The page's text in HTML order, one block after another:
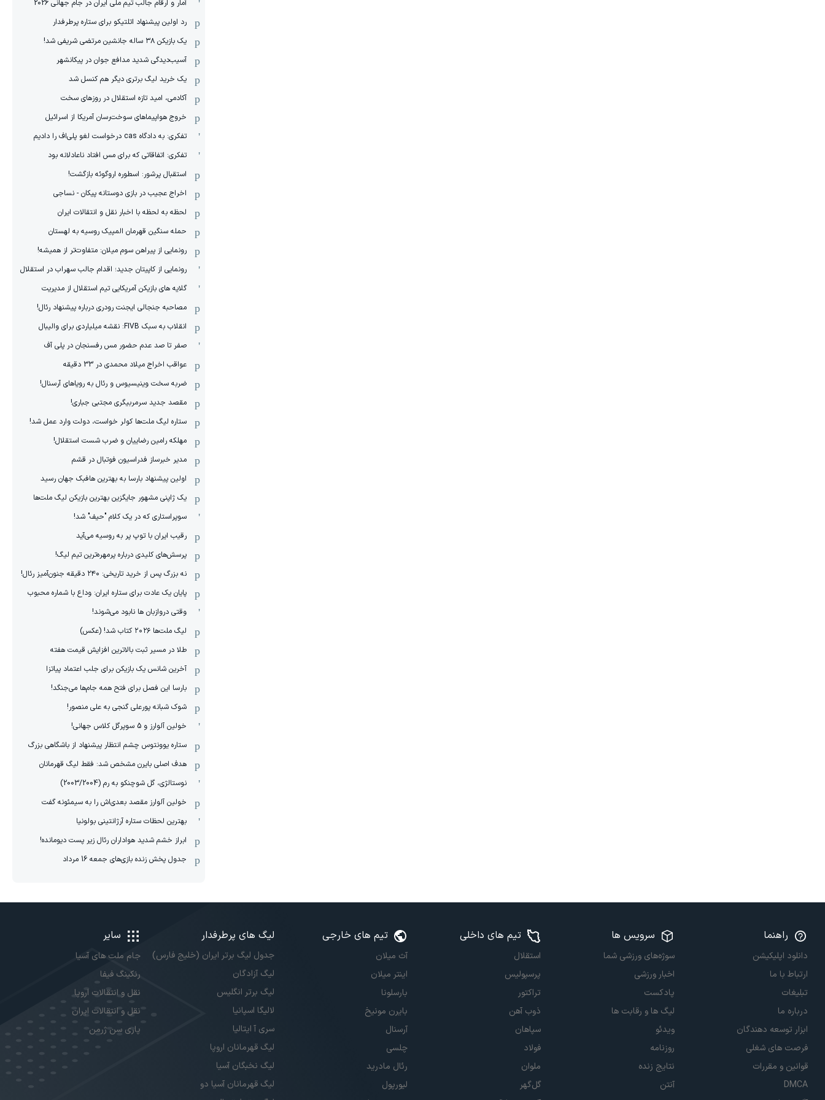
آمار و ارقام جالب تیم ملی ایران در جام جهانی 2026
رد اولین پیشنهاد اتلتیکو برای ستاره پرطرفدار
یک بازیکن ۳۸ ساله جانشین مرتضی شریفی شد!
آسیب‌دیدگی شدید مدافع جوان در پیکانشهر
یک خرید لیگ برتری دیگر هم کنسل شد
آکادمی، امید تازه استقلال در روزهای سخت
خروج هواپیماهای سوخت‌رسان آمریکا از اسرائیل
تفکری: به دادگاه cas درخواست لغو پلی‌اف را دادیم
تفکری: اتفاقاتی که برای مس افتاد ناعادلانه بود
استقبال پرشور: اسطوره اروگوئه بازگشت!
اخراج عجیب در بازی دوستانه پیکان - نساجی
لحظه به لحظه با اخبار نقل و انتقالات ایران
حمله سنگین قهرمان المپیک روسیه به لهستان
رونمایی از پیراهن سوم میلان: متفاوت‌تر از همیشه!
رونمایی از کاپیتان جدید؛ اقدام جالب سهراب در استقلال
گلایه های بازیکن آمریکایی تیم استقلال از مدیریت
مصاحبه جنجالی ایجنت رودری درباره پیشنهاد رئال!
انقلاب به سبک FIVB: نقشه میلیاردی برای والیبال
صفر تا صد عدم حضور مس رفسنجان در پلی آف
عواقب اخراج میلاد محمدی در 33 دقیقه
ضربه سخت وینیسیوس و رئال به رویاهای آرسنال!
مقصد جدید سرمربیگری مجتبی جباری!
ستاره لیگ ملت‌ها کولر خواست، دولت وارد عمل شد!
مهلکه رامین رضاییان و ضرب شست استقلال!
مدیر خبرساز فدراسیون فوتبال در قشم
اولین پیشنهاد بارسا به بهترین هافبک جهان رسید
یک ژاپنی مشهور جایگزین بهترین بازیکن لیگ ملت‌ها
سوپراستاری که در یک کلام "حیف" شد!
رقیب ایران با توپ پر به روسیه می‌آید
پرسش‌های کلیدی درباره پرمهره‌ترین تیم لیگ!
نه بزرگ پس از خرید تاریخی: ۲۴۰ دقیقه جنون‌آمیز رئال!
پایان یک عادت برای ستاره ایران: وداع با شماره محبوب
وقتی دروازبان ها نابود می‌شوند!
لیگ ملت‌ها ٢٠٢۶ کتاب شد! (عکس)
طلا در مسیر ثبت بالاترین افزایش قیمت هفته
آخرین شانس یک بازیکن برای جلب اعتماد پیاتزا
بارسا این فصل برای فتح همه جام‌ها می‌جنگد!
شوک شبانه پورعلی گنجی به علی منصور!
خولین آلوارز و 5 سوپرگل کلاس جهانی!
ستاره یوونتوس چشم انتظار پیشنهاد از باشگاهی بزرگ
هدف اصلی بایرن مشخص شد: فقط لیگ قهرمانان
نوستالژی، گل شوچنکو به رم (2003/2004)
خولین آلوارز مقصد بعدی‌اش را به سیمئونه گفت
بهترین لحظات ستاره آرژانتینی بولونیا
ابراز خشم شدید هواداران رئال زیر پست دیومانده!
جدول پخش زنده بازی‌های جمعه 16 مرداد
راهنما
دانلود اپلیکیشن
ارتباط با ما
تبلیغات
درباره ما
ابزار توسعه دهندگان
فرصت های شغلی
قوانین و مقررات
DMCA
سرویس ها
سوژه‌های ورزشی شما
اخبار ورزشی
پادکست
لیگ ها و رقابت ها
ویدئو
روزنامه
نتایج زنده
آنتن
تیم های داخلی
استقلال
پرسپولیس
تراکتور
ذوب آهن
سپاهان
فولاد
ملوان
گل‌گهر
تیم های خارجی
آث میلان
اینتر میلان
بارسلونا
بایرن مونیخ
آرسنال
چلسی
رئال مادرید
لیورپول
لیگ های پرطرفدار
جدول لیگ برتر ایران (خلیج فارس)
لیگ آزادگان
لیگ برتر انگلیس
لالیگا اسپانیا
سری آ ایتالیا
لیگ قهرمانان اروپا
لیگ نخبگان آسیا
لیگ قهرمانان آسیا دو
سایر
جام ملت های آسیا
رنکینگ فیفا
نقل و انتقالات اروپا
نقل و انتقالات ایران
پاری سن ژرمن